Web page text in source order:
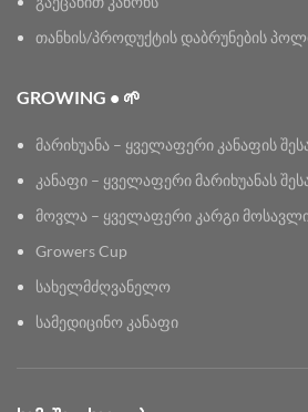
თანხის/პროდუქტის დაბრუნების
GROWING • 🌱
მარიხუანა – ყველაფერი კანაფის
კანაფი – ყველაფერი მარიხუანას
მოვლა – ყველაფერი კარგი
Growers Cup
სახელმძღვანელო
სამედიცინო კანაფი